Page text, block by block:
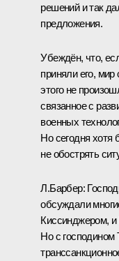
решений и так
предложения.
Убеждён, что,
приняли его,
этого не
связанное с
военных
Но сегодня хотя
не обострять
Л.Барбер:
обсуждали
Киссинджером, и
Но с господином